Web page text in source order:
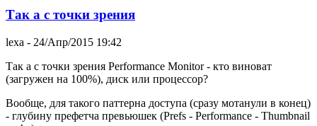
Так а с точки зрения
lexa - 24/Апр/2015 19:42
Так а с точки зрения Performance Monitor - кто виноват
(загружен на 100%), диск или процессор?
Вообще, для такого паттерна доступа (сразу мотанули в конец)
- глубину префетча превьюшек (Prefs - Performance - Thumbnail